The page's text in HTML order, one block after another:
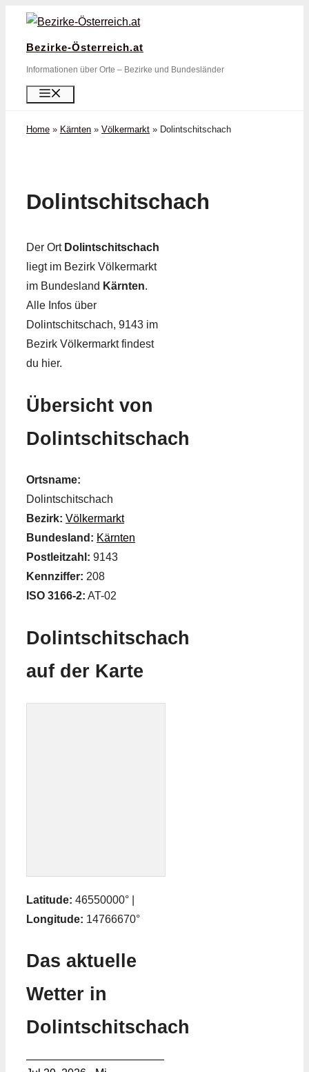
Zum
springen
Bezirke-Österreich.at
Informationen über Orte – Bezirke und Bundesländer
Home » Kärnten » Völkermarkt » Dolintschitschach
Dolintschitschach
Der Ort Dolintschitschach
liegt im Bezirk Völkermarkt
im Bundesland Kärnten.
Alle Infos über
Dolintschitschach, 9143 im
Bezirk Völkermarkt findest
du hier.
Übersicht von
Dolintschitschach
Ortsname:
Dolintschitschach
Bezirk: Völkermarkt
Bundesland: Kärnten
Postleitzahl: 9143
Kennziffer: 208
ISO 3166-2: AT-02
Dolintschitschach
auf der Karte
Latitude: 46550000° |
Longitude: 14766670°
Das aktuelle
Wetter in
Dolintschitschach